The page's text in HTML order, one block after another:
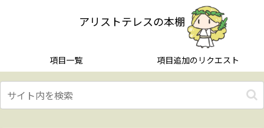
アリストテレスの本棚
項目一覧 項目追加のリクエスト